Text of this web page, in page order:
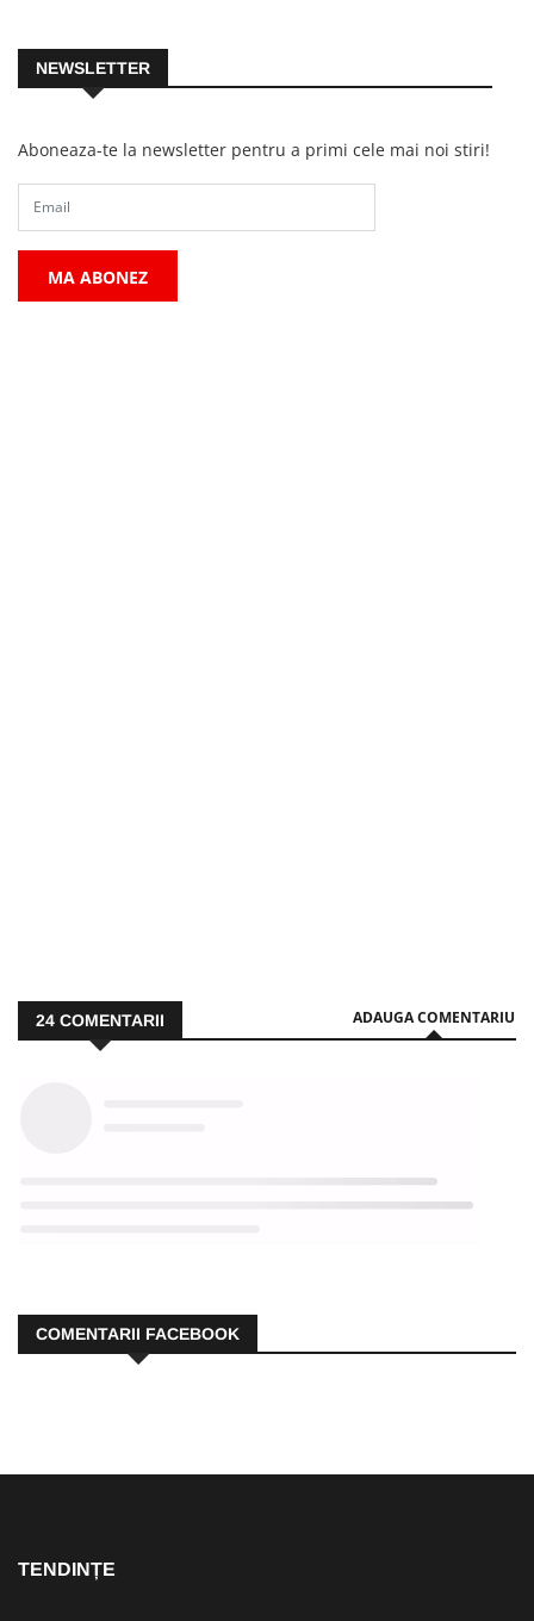
NEWSLETTER
Aboneaza-te la newsletter pentru a primi cele mai noi stiri!
MA ABONEZ
24 COMENTARII ADAUGA COMENTARIU
COMENTARII FACEBOOK
TENDINȚE